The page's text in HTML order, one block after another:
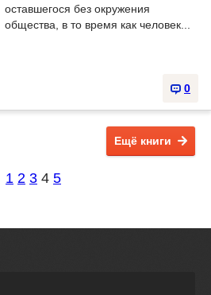
оставшегося без окружения
общества, в то время как человек...
0
Ещё книги
1 2 3 4 5